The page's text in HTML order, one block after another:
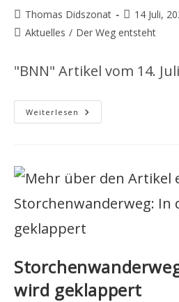
Beitrags-
Autor:
Thomas Didszonat
Beitrag
veröffentlicht:
14 Juli,
Beitrags-
Aktuelles / Der Weg entsteht
"BNN" Artikel vom 14.
Weiterlesen Wanderung
Zu
wird geklappert